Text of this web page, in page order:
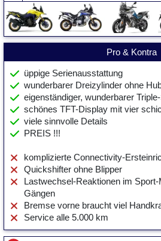
Pro & Kontra
üppige Serienausstattung
wunderbarer Dreizylinder ohne
eigenständiger, wunderbarer
schönes TFT-Display mit vier
viele sinnvolle Details
PREIS !!!
komplizierte Connectivity-
Quickshifter ohne Blipper
Lastwechsel-Reaktionen im
Gängen
Bremse vorne braucht viel
Service alle 5.000 km